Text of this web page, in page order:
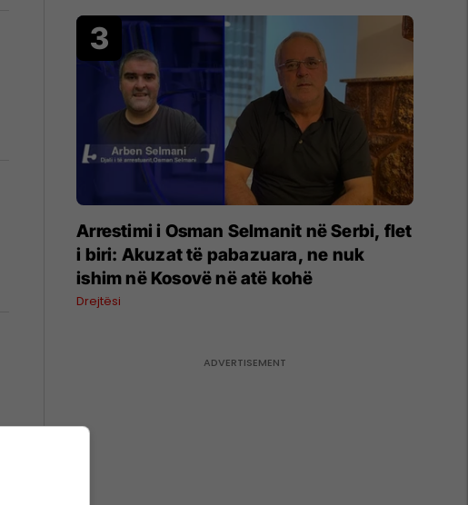
Arrestimi i Osman Selmanit në Serbi, flet
i biri: Akuzat të pabazuara, ne nuk
ishim në Kosovë në atë kohë
Drejtësi